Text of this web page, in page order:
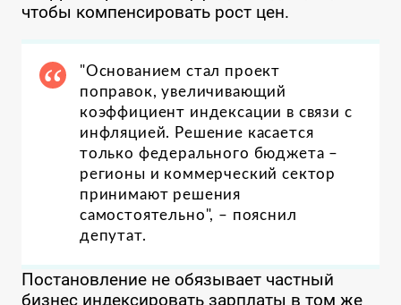
чтобы компенсировать рост цен.
"Основанием стал проект
поправок, увеличивающий
коэффициент индексации в связи с
инфляцией. Решение касается
только федерального бюджета –
регионы и коммерческий сектор
принимают решения
самостоятельно", – пояснил
депутат.
Постановление не обязывает частный
бизнес индексировать зарплаты в том же